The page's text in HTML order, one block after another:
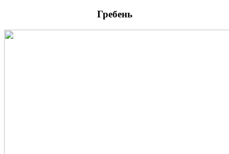
Гребень